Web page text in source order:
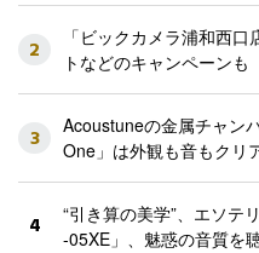
2
「ビックカメラ浦和西
トなどのキャンペーンも
3
Acoustuneの金属チャン
One」は外観も音もクリ
4
“引き算の美学”、エソテ
-05XE」、魅惑の音質を